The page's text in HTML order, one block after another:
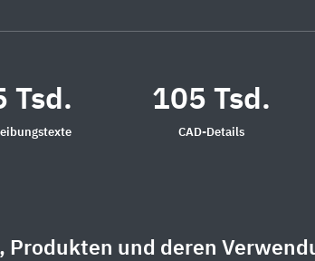
Tsd. 105 Tsd.
CAD-Details
Produkten und deren